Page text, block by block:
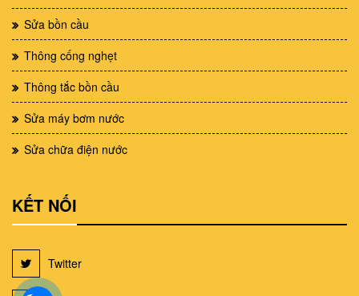
Sửa bồn cầu
Thông cống nghẹt
Thông tắc bồn cầu
Sửa máy bơm nước
Sửa chữa điện nước
KẾT NỐI
Twitter